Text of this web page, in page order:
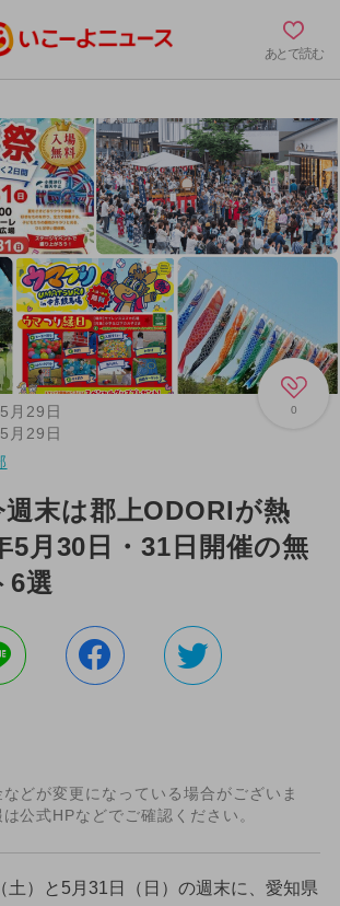
あとで読む
0
月29日
月29日
週末は郡上ODORIが熱
5月30日・31日開催の無
6選
どが変更になっている場合がございま
公式HPなどでご確認ください。
土）と5月31日（日）の週末に、愛知県